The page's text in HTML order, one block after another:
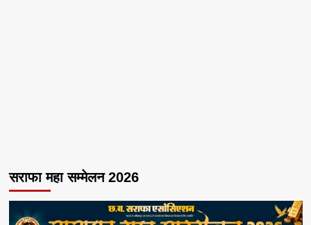
सराफा महा सम्मेलन 2026